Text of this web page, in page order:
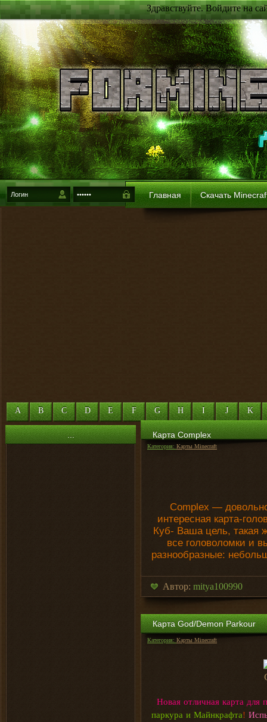
Здравствуйте. Войдите на
Главная Скачать
A B C D E F G H I J K
... Карта Complex
Категория: Карты Minecraft
Complex —
интересная карта-
Куб- Ваша цель, такая
все головоломки и
разнообразные:
Автор: mitya100990
Карта God/Demon Parkour
Категория: Карты Minecraft
Новая отличная карта
паркура и Майнкрафта!